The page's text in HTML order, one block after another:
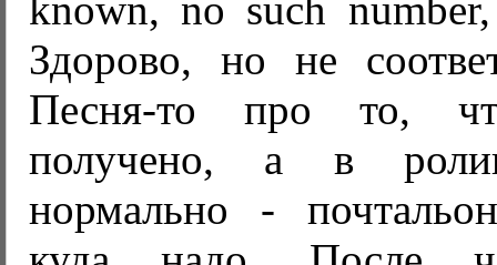
known, no such
Здорово, но не
Песня-то про то,
получено, а в
нормально -